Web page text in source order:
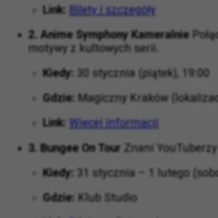
Link: Bilety i szczegóły
2. Anime Symphony Kameralnie
motywy z kultowych serii.
Kiedy: 30 stycznia (piątek), 19:00
Gdzie: Magiczny Kraków
Link: Więcej informacji
3. Bungee On Tour Znani
Kiedy: 31 stycznia – 1 lutego
Gdzie: Klub Studio